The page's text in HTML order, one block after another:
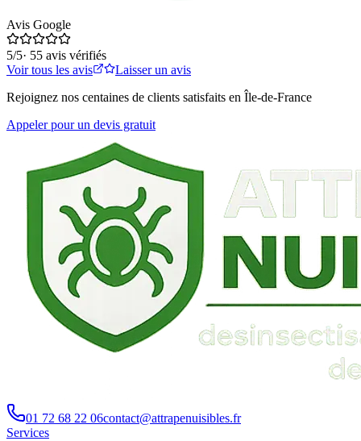
Avis Google
5/5· 55 avis vérifiés
Voir tous les avis
Laisser un avis
Rejoignez nos centaines de clients satisfaits en Île-de-France
Appeler pour un devis gratuit
01 72 68 22 06contact@attrapenuisibles.fr
Services